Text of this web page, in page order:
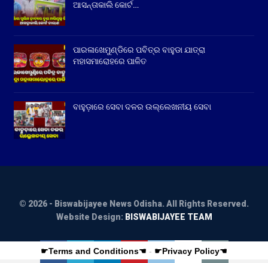
ଆସନ୍ତାକାଲି କୋର୍ଟ…
ପାରଳାଖେମୁଣ୍ଡିରେ ପବିତ୍ର ବାହୁଡା ଯାତ୍ରା
ମହାସମାରୋହରେ ପାଳିତ
ବାହୁଡ଼ାରେ ସେବା ଦଳର ଉଲ୍ଲେଖନୀୟ ସେବା
© 2026 - Biswabijayee News Odisha. All Rights Reserved.
Website Design: BISWABIJAYEE TEAM
☛Terms and Conditions☚ - ☛Privacy Policy☚